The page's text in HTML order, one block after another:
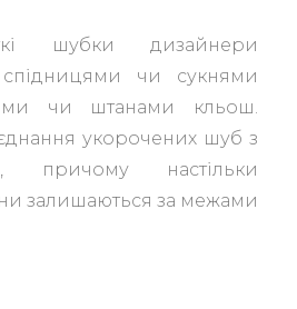
шубки дизайнери
чи сукнями
чи штанами кльош.
укорочених шуб з
причому настільки
залишаються за межами